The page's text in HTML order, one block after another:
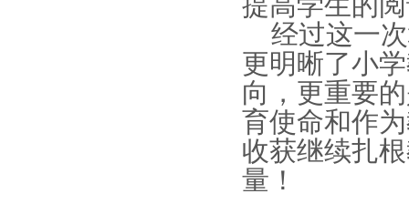
经过这一
更明晰了小
向，更重要
育使命和作
收获继续扎
量！